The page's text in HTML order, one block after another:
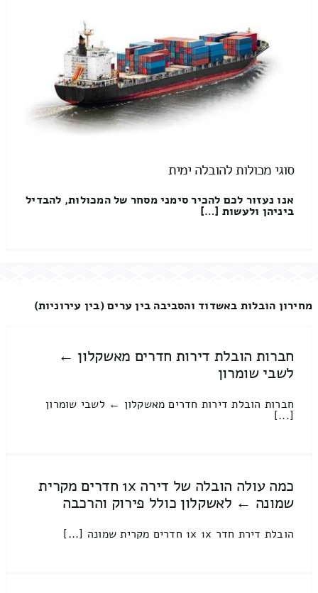
סוגי מכולות להובלה ימית
אנו נעזור לכם להכיר סימני מסחר של המכולות, להבדיל
ביניהן ולעשות […]
מחירון הובלות באשדוד והסביבה בין ערים (בין עירוניות)
חברות הובלת דירות חדרים מאשקלון ←
לשבי שומרון
חברות הובלת דירות חדרים מאשקלון ← לשבי שומרון
[...]
כמה עולה הובלה של דירה 1x חדרים מקרית
שמונה ← לאשקלון כולל פירוק והרכבה
הובלת דירת חדר 1x 1x חדרים מקרית שמונה [...]